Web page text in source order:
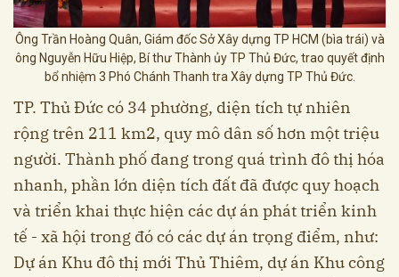
Ông Trần Hoàng Quân, Giám đốc Sở Xây dựng TP HCM (bìa trái) và
ông Nguyễn Hữu Hiệp, Bí thư Thành ủy TP Thủ Đức, trao quyết định
bổ nhiệm 3 Phó Chánh Thanh tra Xây dựng TP Thủ Đức.
TP. Thủ Đức có 34 phường, diện tích tự nhiên
rộng trên 211 km2, quy mô dân số hơn một triệu
người. Thành phố đang trong quá trình đô thị hóa
nhanh, phần lớn diện tích đất đã được quy hoạch
và triển khai thực hiện các dự án phát triển kinh
tế - xã hội trong đó có các dự án trọng điểm, như:
Dự án Khu đô thị mới Thủ Thiêm, dự án Khu công